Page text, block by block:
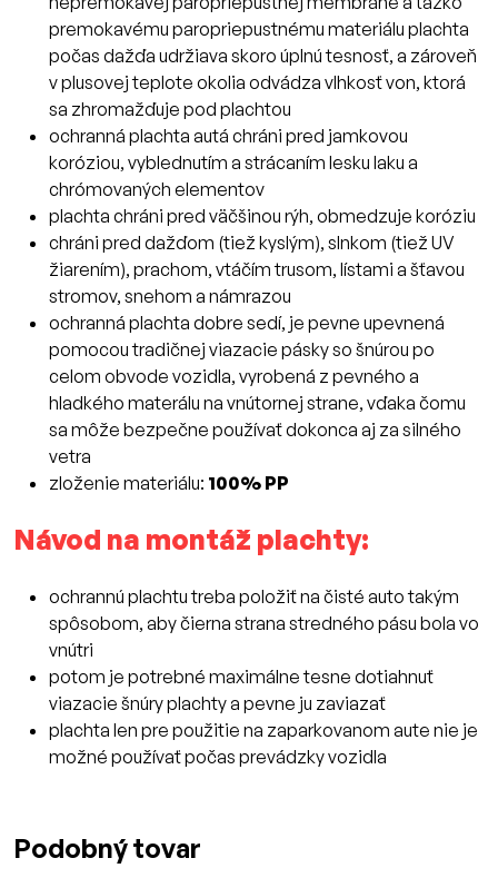
premokavému paropriepustnému materiálu plachta
počas dažďa udržiava skoro úplnú tesnosť, a zároveň
v plusovej teplote okolia odvádza vlhkosť von, ktorá
sa zhromažďuje pod plachtou
ochranná plachta autá chráni pred jamkovou
koróziou, vyblednutím a strácaním lesku laku a
chrómovaných elementov
plachta chráni pred väčšinou rýh, obmedzuje koróziu
chráni pred dažďom (tiež kyslým), slnkom (tiež UV
žiarením), prachom, vtáčím trusom, lístami a šťavou
stromov, snehom a námrazou
ochranná plachta dobre sedí, je pevne upevnená
pomocou tradičnej viazacie pásky so šnúrou po
celom obvode vozidla, vyrobená z pevného a
hladkého materálu na vnútornej strane, vďaka čomu
sa môže bezpečne používať dokonca aj za silného
vetra
zloženie materiálu: 100% PP
Návod na montáž plachty:
ochrannú plachtu treba položiť na čisté auto takým
spôsobom, aby čierna strana stredného pásu bola vo
vnútri
potom je potrebné maximálne tesne dotiahnuť
viazacie šnúry plachty a pevne ju zaviazať
plachta len pre použitie na zaparkovanom aute nie je
možné používať počas prevádzky vozidla
Podobný tovar